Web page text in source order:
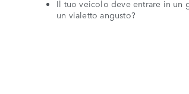
Il tuo veicolo deve entrare in un
un vialetto angusto?